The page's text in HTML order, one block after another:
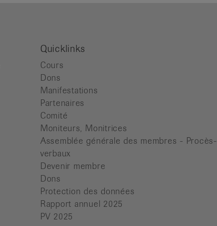
Quicklinks
Cours
Dons
Manifestations
Partenaires
Comité
Moniteurs, Monitrices
Assemblée générale des membres - Procès-
verbaux
Devenir membre
Dons
Protection des données
Rapport annuel 2025
PV 2025